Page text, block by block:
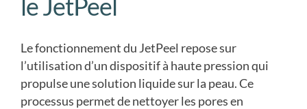
le JetPeel
Le fonctionnement du JetPeel repose sur
l’utilisation d’un dispositif à haute pression qui
propulse une solution liquide sur la peau. Ce
processus permet de nettoyer les pores en